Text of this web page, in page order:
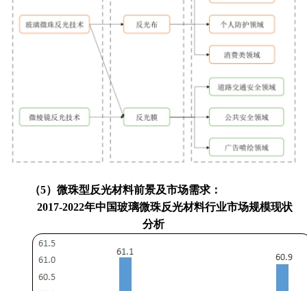
（5）微珠型反光材料前景及市场需求：
2017-2022年中国玻璃微珠反光材料行业市场规模现状
分析